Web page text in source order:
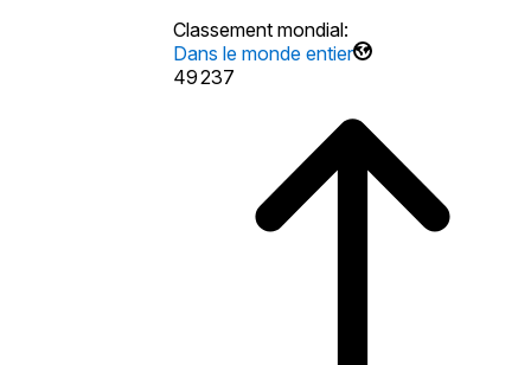
Classement mondial:
Dans le monde entier
49 237